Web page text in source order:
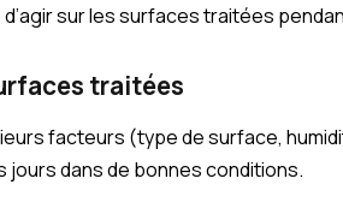
sur les surfaces traitées
traitées
facteurs (type de surface,
jours dans de bonnes conditions.